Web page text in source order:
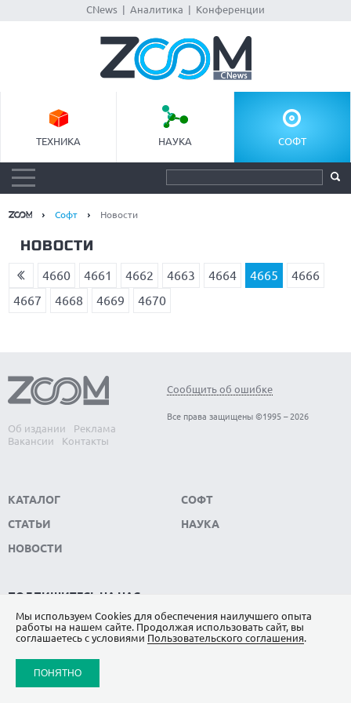
CNews Аналитика Конференции
ТЕХНИКА НАУКА СОФТ
Софт Новости
НОВОСТИ
4660 4661 4662 4663 4664 4665
4666
4667
4668 4669 4670
Об издании
Реклама
Вакансии
Контакты
Сообщить об ошибке
Все права защищены ©1995 – 2026
КАТАЛОГ
СТАТЬИ
НОВОСТИ
СОФТ
НАУКА
ПОДПИШИТЕСЬ НА НАС
ЯНДЕКС.ДЗЕН
Мы используем Сookies для обеспечения наилучшего опыта
работы на нашем сайте. Продолжая использовать сайт, вы
соглашаетесь с условиями Пользовательского соглашения.
ПОНЯТНО